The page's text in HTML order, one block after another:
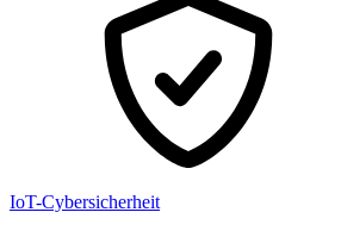
IoT-Cybersicherheit